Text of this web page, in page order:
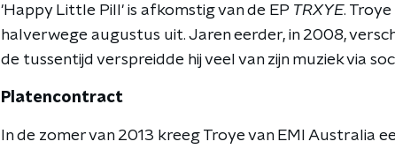
'Happy Little Pill' is afkomstig van de EP TRXYE.
halverwege augustus uit. Jaren eerder, in 2008,
de tussentijd verspreidde hij veel van zijn muziek via
Platencontract
In de zomer van 2013 kreeg Troye van EMI Australia